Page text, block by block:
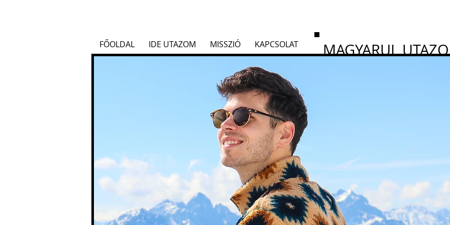
MAGYARUL
FŐOLDAL IDE UTAZOM MISSZIÓ KAPCSOLAT